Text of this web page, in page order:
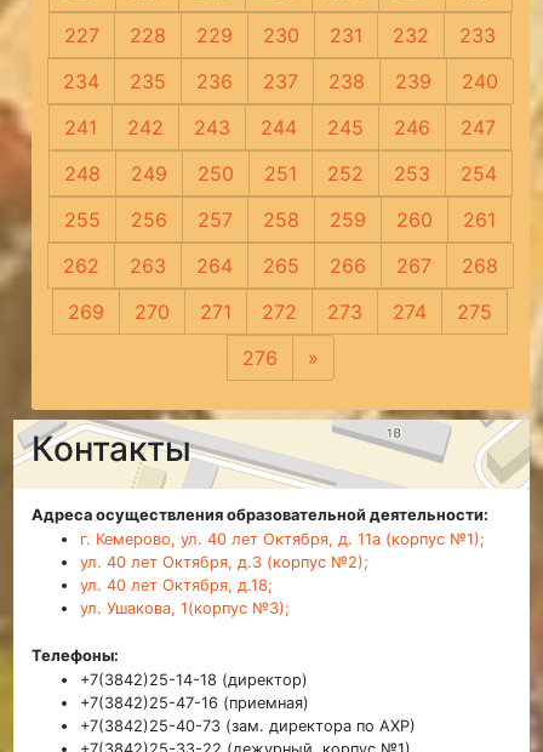
227
228 229 230 231 232
233
234
235 236 237 238 239
240
241
242 243 244 245 246
247
248
249 250 251 252 253
254
255
256 257 258 259 260
261
262
263 264 265 266 267
268
269
270 271 272 273 274
275
276
»
Контакты
Адреса осуществления образовательной деятельности:
г. Кемерово, ул. 40 лет Октября, д. 11а (корпус №1);
ул. 40 лет Октября, д.3 (корпус №2);
ул. 40 лет Октября, д.18;
ул. Ушакова, 1(корпус №3);
Телефоны:
+7(3842)25-14-18 (директор)
+7(3842)25-47-16 (приемная)
+7(3842)25-40-73 (зам. директора по АХР)